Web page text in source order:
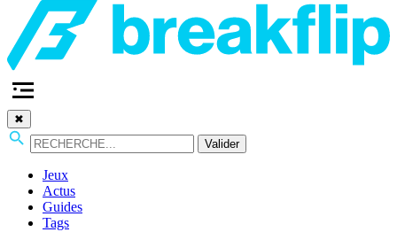
✖
Valider
Jeux
Actus
Guides
Tags